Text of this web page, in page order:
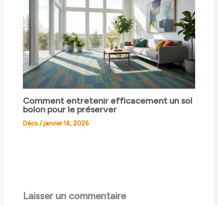
Comment entretenir efficacement un sol
bolon pour le préserver
Déco /janvier 14, 2026
Laisser un commentaire